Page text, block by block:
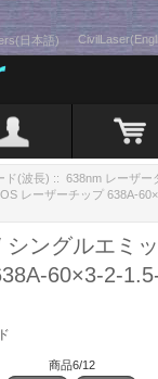
日本語)
ド(波長) :: 638nm レーザー
レーザーチップ 638A-
ングルエミ
60×3-2-
商品6/12